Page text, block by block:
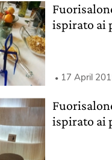
ispirato ai
17 April
ispirato ai